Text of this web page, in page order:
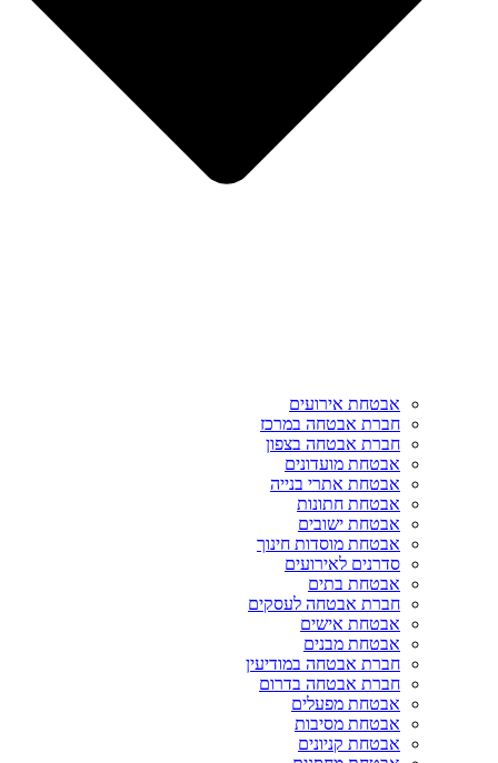
אבטחת אירועים
חברת אבטחה במרכז
חברת אבטחה בצפון
אבטחת מועדונים
אבטחת אתרי בנייה
אבטחת חתונות
אבטחת ישובים
אבטחת מוסדות חינוך
סדרנים לאירועים
אבטחת בתים
חברת אבטחה לעסקים
אבטחת אישים
אבטחת מבנים
חברת אבטחה במודיעין
חברת אבטחה בדרום
אבטחת מפעלים
אבטחת מסיבות
אבטחת קניונים